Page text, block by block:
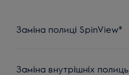
Заміна полиці SpinView®
Заміна внутрішніх полиць